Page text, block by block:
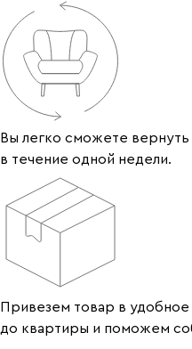
Вы легко сможете
в течение одной недели.
Привезем товар в
до квартиры и поможем